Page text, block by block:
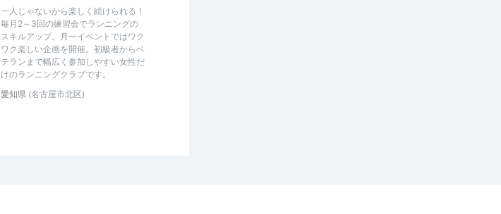
一人じゃないから楽しく続けられる！
毎月2～3回の練習会でランニングの
スキルアップ。月一イベントではワク
ワク楽しい企画を開催。初級者からベ
テランまで幅広く参加しやすい女性だ
けのランニングクラブです。
愛知県 (名古屋市北区)